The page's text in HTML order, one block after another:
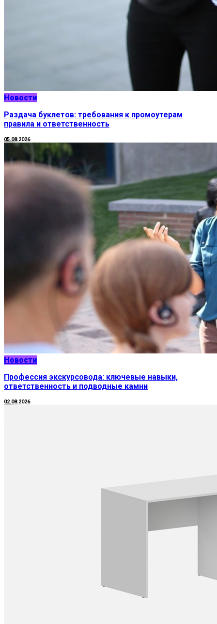
Новости
Раздача буклетов: требования к промоутерам
правила и ответственность
05.08.2026
Новости
Профессия экскурсовода: ключевые навыки,
ответственность и подводные камни
02.08.2026